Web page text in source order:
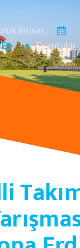
İhtisas
Duyurular